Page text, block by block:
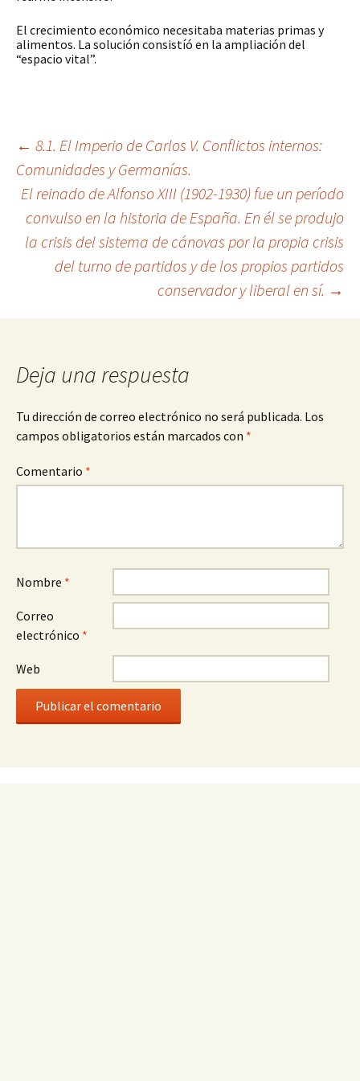
El crecimiento económico necesitaba materias primas y
alimentos. La solución consistíó en la ampliación del
“espacio vital”.
Navegación
de
entradas
← 8.1. El Imperio de Carlos V. Conflictos internos:
Comunidades y Germanías.
El reinado de Alfonso XIII (1902-1930) fue un período
convulso en la historia de España. En él se produjo
la crisis del sistema de cánovas por la propia crisis
del turno de partidos y de los propios partidos
conservador y liberal en sí. →
Deja una respuesta
Tu dirección de correo electrónico no será publicada. Los
campos obligatorios están marcados con *
Comentario *
Nombre *
Correo
electrónico *
Web